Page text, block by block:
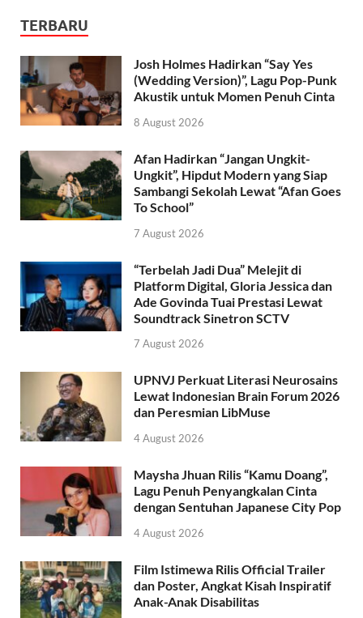
TERBARU
Josh Holmes Hadirkan “Say Yes
(Wedding Version)”, Lagu Pop-Punk
Akustik untuk Momen Penuh Cinta
8 August 2026
Afan Hadirkan “Jangan Ungkit-
Ungkit”, Hipdut Modern yang Siap
Sambangi Sekolah Lewat “Afan Goes
To School”
7 August 2026
“Terbelah Jadi Dua” Melejit di
Platform Digital, Gloria Jessica dan
Ade Govinda Tuai Prestasi Lewat
Soundtrack Sinetron SCTV
7 August 2026
UPNVJ Perkuat Literasi Neurosains
Lewat Indonesian Brain Forum 2026
dan Peresmian LibMuse
4 August 2026
Maysha Jhuan Rilis “Kamu Doang”,
Lagu Penuh Penyangkalan Cinta
dengan Sentuhan Japanese City Pop
4 August 2026
Film Istimewa Rilis Official Trailer
dan Poster, Angkat Kisah Inspiratif
Anak-Anak Disabilitas